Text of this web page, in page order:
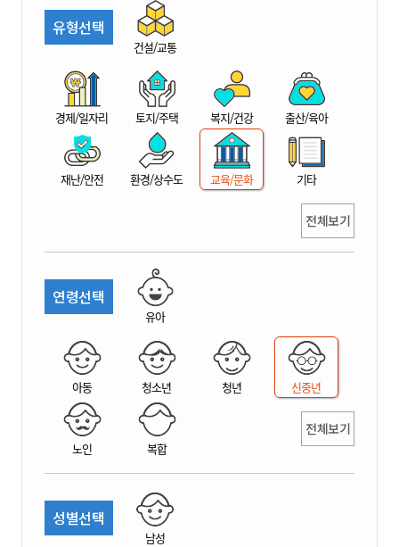
시
산
유형선택
건설/교통
경제/일자리 토지/주택 복지/건강 출산/육아
재난/안전 환경/상수도 교육/문화 기타
전체보기
연령선택
유아
아동 청소년 청년 신중년
노인 복합
전체보기
성별선택
남성